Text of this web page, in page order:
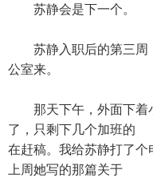
苏静会是下一个。
苏静入职后的第三周
公室来。
那天下午，外面下着
了，只剩下几个加班的
在赶稿。我给苏静打了
上周她写的那篇关于